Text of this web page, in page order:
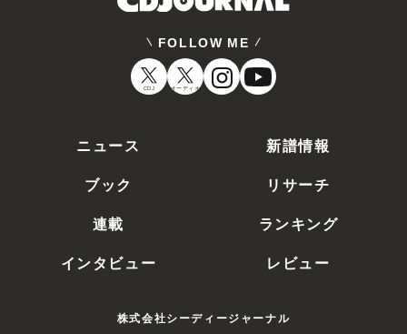
FOLLOW ME
CDJ オーディオ
ニュース
新譜情報
ブック
リサーチ
連載
ランキング
インタビュー
レビュー
株式会社シーディージャーナル